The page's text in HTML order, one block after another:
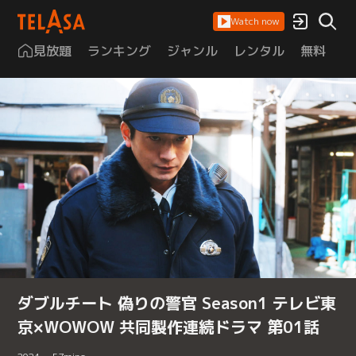
Watch now
見放題 ランキング ジャンル レンタル 無料
ダブルチート 偽りの警官 Season1 テレビ東
京×WOWOW 共同製作連続ドラマ 第01話